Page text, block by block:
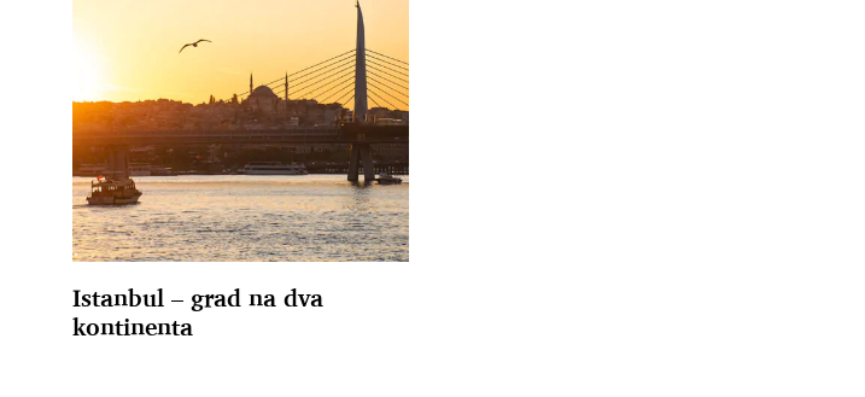
Istanbul – grad na dva
kontinenta